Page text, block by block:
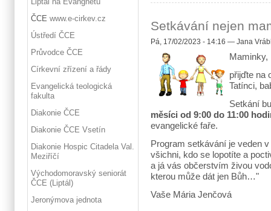
Setkávání nejen
Pá, 17/02/2023 - 14:16 — Jana
Maminky,
přijďte na
Tatínci,
Setkání
měsíci od 9:00 do 11:00
evangelické faře.
Program setkávání je veden
všichni, kdo se lopotíte a
a já vás občerstvím živou
kterou může dát jen Bůh…"
Vaše Mária Jenčová
ČCE www.e-cirkev.cz
Ústředí ČCE
Průvodce ČCE
Církevní zřízení a řády
Evangelická teologická
fakulta
Diakonie ČCE
Diakonie ČCE Vsetín
Diakonie Hospic Citadela Val.
Meziříčí
Východomoravský seniorát
ČCE (Liptál)
Jeronýmova jednota